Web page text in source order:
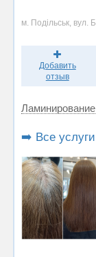
м. Подільськ, вул.
Добавить
отзыв
➡️ Все